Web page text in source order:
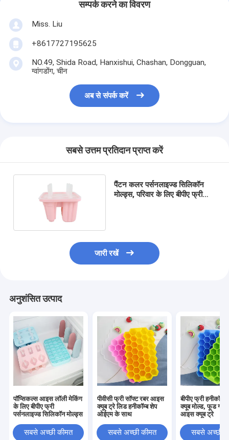
सम्पर्क करने का विवरण
Miss. Liu
+8617727195625
NO.49, Shida Road, Hanxishui, Chashan, Dongguan,
ग्वांगडोंग, चीन
अब से संपर्क करें
सबसे उत्तम प्रतिदान प्राप्त करें
पैंटन कलर पर्सनलाइज्ड सिलिकॉन
मोल्ड्स, परिवार के लिए बीपीए फ्री
जारी रखें
अनुशंसित उत्पाद
पॉप्सिकल्स आइस लॉली मेकिंग
के लिए बीपीए फ्री
पर्सनलाइज्ड सिलिकॉन मोल्ड्स
सबसे अच्छी कीमत
पीवीसी फ्री सॉफ्ट रबर आइस
क्यूब ट्रे लिड हनीकॉम्ब शेप
ओईएम के साथ
सबसे अच्छी कीमत
बीपीए फ्री
क्यूब मोल्ड, फूड ग्रेड
आइस क्यूब ट्रे
सबसे अच्छी